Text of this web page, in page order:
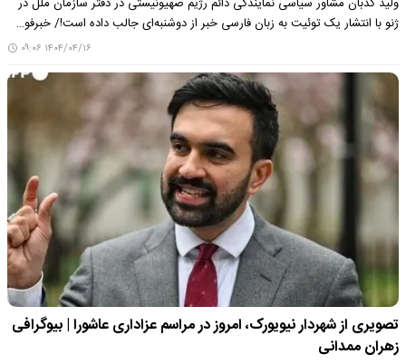
ژنو با انتشار یک توئیت به زبان فارسی خبر از دوشنبه‌ای جالب داده است!/ خبرفو…
۱۴۰۴/۰۴/۱۶ ۰۹:۰۶
تصویری از شهردار نیویورک، امروز در مراسم عزاداری عاشورا | بیوگرافی
زهران ممدانی